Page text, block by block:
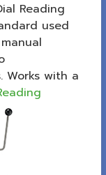
Reading
used
Works with a